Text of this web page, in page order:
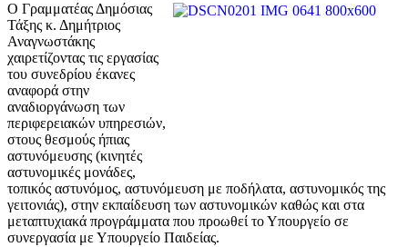
Ο Γραμματέας Δημόσιας
Τάξης κ. Δημήτριος
Αναγνωστάκης
χαιρετίζοντας τις εργασίας
του συνεδρίου έκανες
αναφορά στην
αναδιοργάνωση των
περιφερειακών υπηρεσιών,
στους θεσμούς ήπιας
αστυνόμευσης (κινητές
αστυνομικές μονάδες,
τοπικός αστυνόμος, αστυνόμευση με ποδήλατα, αστυνομικός της
γειτονιάς), στην εκπαίδευση των αστυνομικών καθώς και στα
μεταπτυχιακά προγράμματα που προωθεί το Υπουργείο σε
συνεργασία με Υπουργείο Παιδείας.